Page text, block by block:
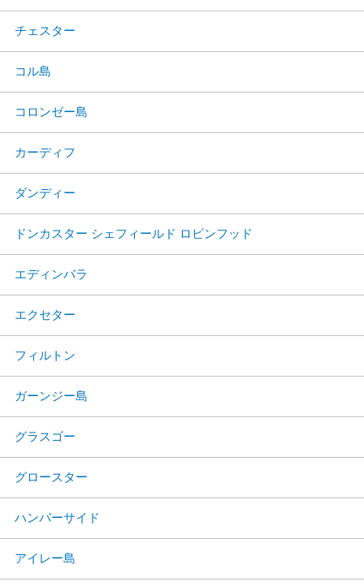
チェスター
コル島
コロンゼー島
カーディフ
ダンディー
ドンカスター シェフィールド ロビンフッド
エディンバラ
エクセター
フィルトン
ガーンジー島
グラスゴー
グロースター
ハンバーサイド
アイレー島